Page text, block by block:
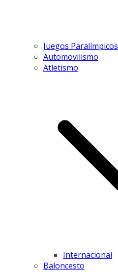
Juegos Paralímpicos
Automovilismo
Atletismo
Internacional
Baloncesto